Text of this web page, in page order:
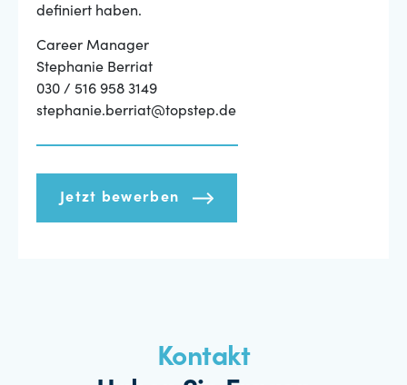
definiert haben.
Career Manager
Stephanie Berriat
030 / 516 958 3149
stephanie.berriat@topstep.de
Jetzt bewerben
Kontakt